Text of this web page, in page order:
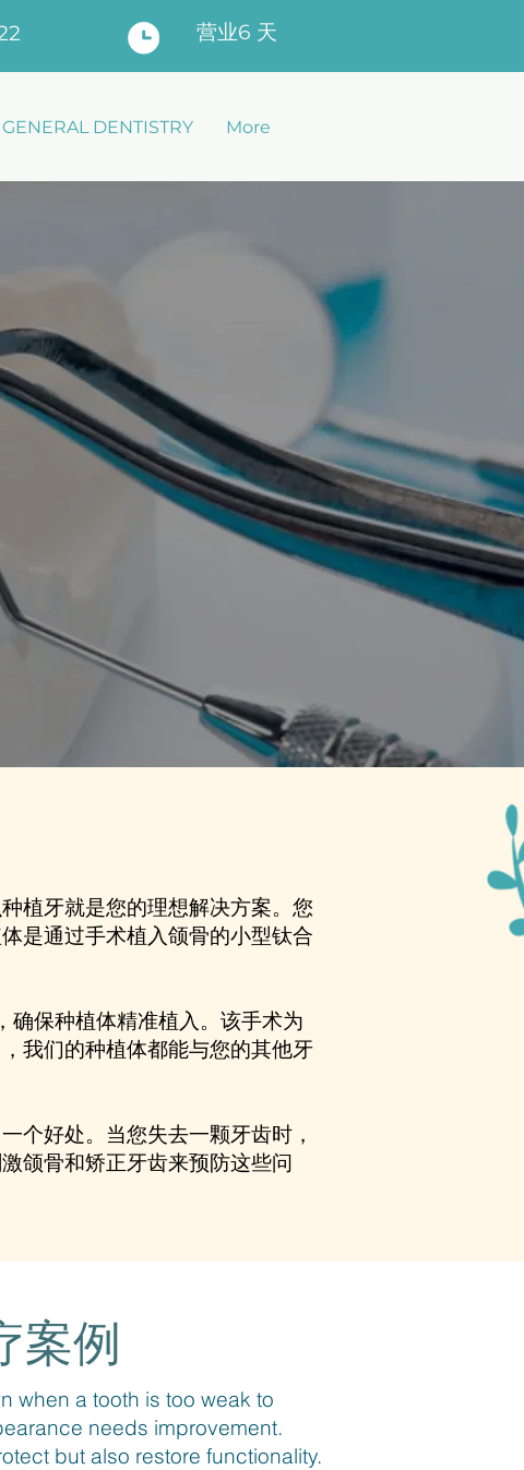
营业6 天
GENERAL DENTISTRY More
植牙就是您的理想解决方案。您
是通过手术植入颌骨的小型钛合
确保种植体精准植入。该手术为
我们的种植体都能与您的其他牙
个好处。当您失去一颗牙齿时，
颌骨和矫正牙齿来预防这些问
案例
when a tooth is too weak to
needs improvement.
but also restore functionality.